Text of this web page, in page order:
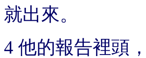
就出來。
4 他的報告裡頭